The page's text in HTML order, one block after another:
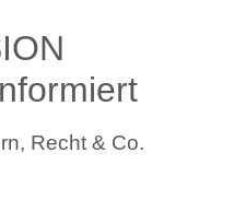
Recht & Co.